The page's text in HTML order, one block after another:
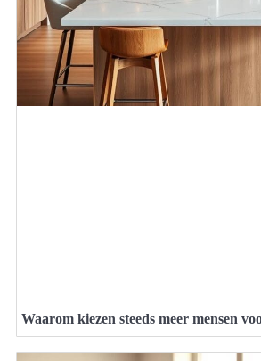
Waarom kiezen steeds meer mensen